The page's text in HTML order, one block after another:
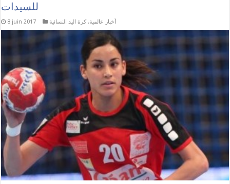
للسيدات
8 juin 2017 أخبار عالمية, كرة اليد النسائية